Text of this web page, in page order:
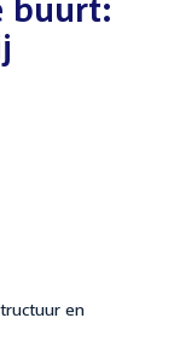
buurt:
en